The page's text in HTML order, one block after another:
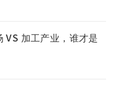
VS 加工产业，谁才是